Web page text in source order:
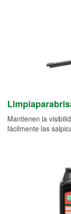
Mantienen la
fácilmente las